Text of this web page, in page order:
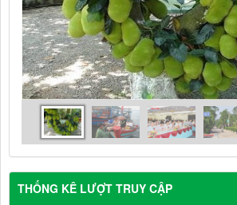
THỐNG KÊ LƯỢT TRUY CẬP